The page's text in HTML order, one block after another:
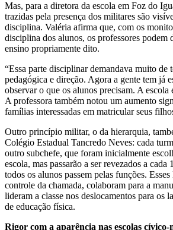
Mas, para a diretora da escola em Foz do
trazidas pela presença dos militares são
disciplina. Valéria afirma que, com os
disciplina dos alunos, os professores podem
ensino propriamente dito.
“Essa parte disciplinar demandava muito de
pedagógica e direção. Agora a gente tem já
observar o que os alunos precisam. A escola
A professora também notou um aumento
famílias interessadas em matricular seus
Outro princípio militar, o da hierarquia,
Colégio Estadual Tancredo Neves: cada
outro subchefe, que foram inicialmente
escola, mas passarão a ser revezados a
todos os alunos passem pelas funções.
controle da chamada, colaboram para a
lideram a classe nos deslocamentos para os
de educação física.
Rigor com a aparência nas escolas